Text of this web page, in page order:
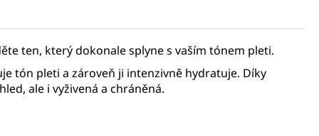
ten, který dokonale splyne s vaším tónem pleti.
tón pleti a zároveň ji intenzivně hydratuje. Díky
ale i vyživená a chráněná.